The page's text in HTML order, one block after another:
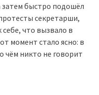
быстро подошёл
секретарши,
что вызвало в
момент стало ясно: в
чём никто не говорит